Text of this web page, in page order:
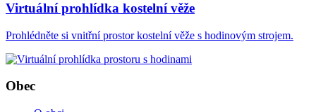
Virtuální prohlídka kostelní věže
Prohlédněte si vnitřní prostor kostelní věže s hodinovým strojem.
Obec